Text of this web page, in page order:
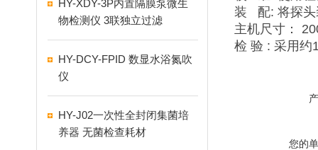
HY-XDY-3P内置隔膜泵微生
物检测仪 3联独立过滤
HY-DCY-FPID 数显水浴氮吹
仪
HY-J02一次性全封闭集菌培
养器 无菌检查耗材
装
配: 将探
主机尺寸：
检 验 : 采用约
您的